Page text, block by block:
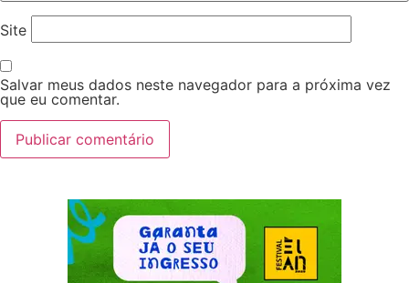
Site
Salvar meus dados neste navegador para a próxima vez
que eu comentar.